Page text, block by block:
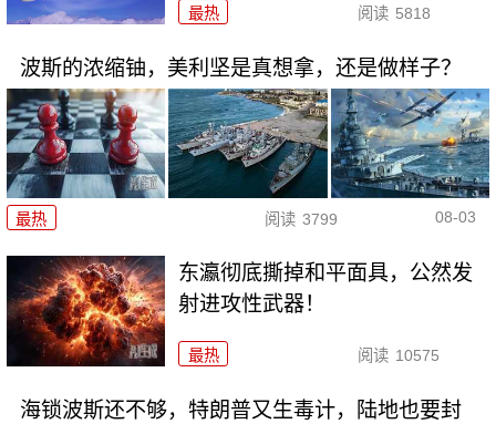
最热 阅读 5818
波斯的浓缩铀，美利坚是真想拿，还是做样子？
最热 阅读 3799 08-03
东瀛彻底撕掉和平面具，公然发
射进攻性武器！
最热 阅读 10575
海锁波斯还不够，特朗普又生毒计，陆地也要封